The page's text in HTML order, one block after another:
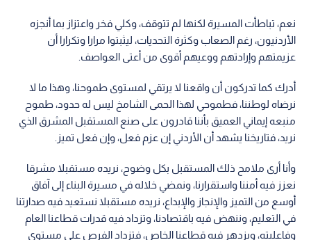
نعم، تباطأت المسيرة لكنها لم تتوقف، وكلي فخر واعتزاز بما أنجزه
الأردنيون، رغم الصعاب وكثرة التحديات، ليثبتوا مرارا وتكرارا أن
عزيمتهم وإرادتهم ووعيهم أقوى من أعتى العواصف.
أدرك كما تدركون أن واقعنا لا يرتقي لمستوى طموحنا، وهذا ما لا
نرضاه لوطننا، فطموحي لهذا الحمى الشامخ ليس له حدود، طموح
منبعه إيماني العميق بأننا قادرون على صنع المستقبل المشرق الذي
نريد، فتاريخنا يشهد أن الأردني إن عزم فعل، وإن فعل تميز.
وأنا أرى ملامح ذلك المستقبل بكل وضوح، نريده مستقبلا مشرقا
نعزز فيه أمننا واستقرارنا، ونمضي خلاله في مسيرة البناء إلى آفاق
أوسع من التميز والإنجاز والإبداع، نريده مستقبلا نستعيد فيه صدارتنا
في التعليم، وننهض فيه باقتصادنا، وتزداد فيه قدرات قطاعنا العام
وفاعليته، ويزدهر فيه قطاعنا الخاص، فتزداد الفرص على مستوى